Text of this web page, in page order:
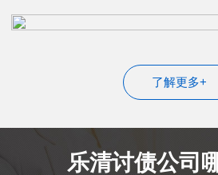
了解更多+
乐清讨债公司